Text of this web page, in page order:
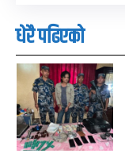
धेरै पढिएको